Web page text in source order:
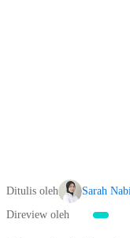
Ditulis oleh
Sarah
Direview oleh